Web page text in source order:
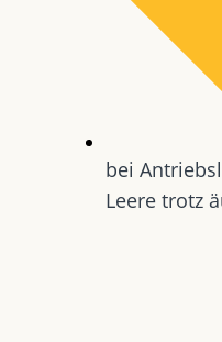
bei
Leere trotz